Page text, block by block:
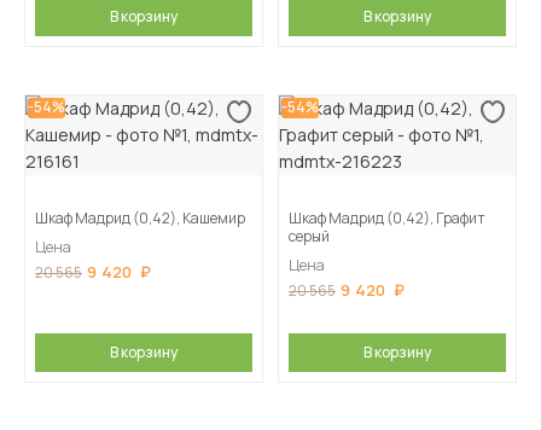
В корзину В корзину
-54%
Шкаф Мадрид (0,42), Кашемир
Цена
20 565 9 420
В корзину
-54%
Шкаф Мадрид (0,42), Графит
серый
Цена
20 565 9 420
В корзину